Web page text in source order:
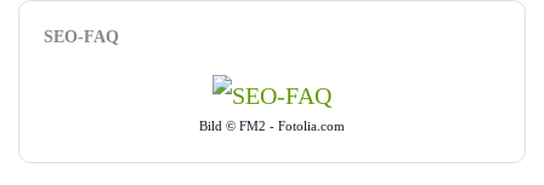
SEO-FAQ
Bild © FM2 - Fotolia.com